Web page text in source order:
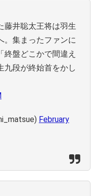
藤井聡太王将は羽生
。集まったファンに
終盤どこかで間違え
九段が終始首をかし
February